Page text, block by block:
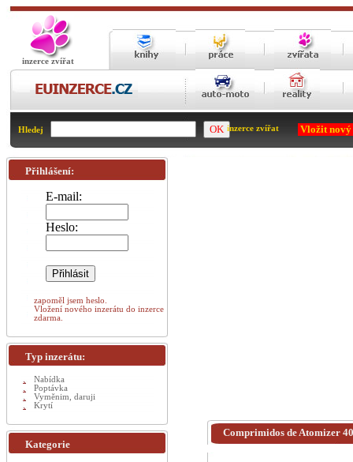
inzerce zvířat
Hledej inzerce zvířat Vložit
Comprimidos de Atomizer
Přihlášení:
E-mail:
Heslo:
zapoměl jsem heslo.
Vložení nového inzerátu do inzerce
zdarma.
Typ inzerátu:
Nabídka
Poptávka
Vyměnim, daruji
Krytí
Kategorie